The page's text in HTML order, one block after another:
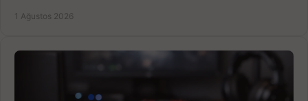
1 Ağustos 2026